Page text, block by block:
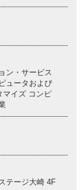
ン・サービス
ュータおよび
マイズ コンピ
テージ大崎 4F